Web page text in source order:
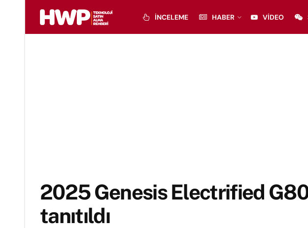
İNCELEME HABER VIDEO
2025 Genesis Electrified
tanıtıldı